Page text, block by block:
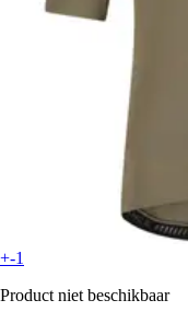
+-1
Product niet beschikbaar